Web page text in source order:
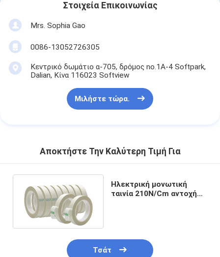
Το διπλάσιο πλαισίωσε την κολλητική ταινία
Ρίψη επένδυσης ακρίβειας
Στοιχεία Επικοινωνίας
Mrs. Sophia Gao
0086-13052726305
Κεντρικό δωμάτιο α-705, δρόμος no.1A-4 Softpark,
Dalian, Κίνα 116023 Softview
Μιλήστε τώρα.
Αποκτήστε Την Καλύτερη Τιμή Για
Ηλεκτρική μονωτική
ταινία 210N/Cm αντοχής
Τσάτ